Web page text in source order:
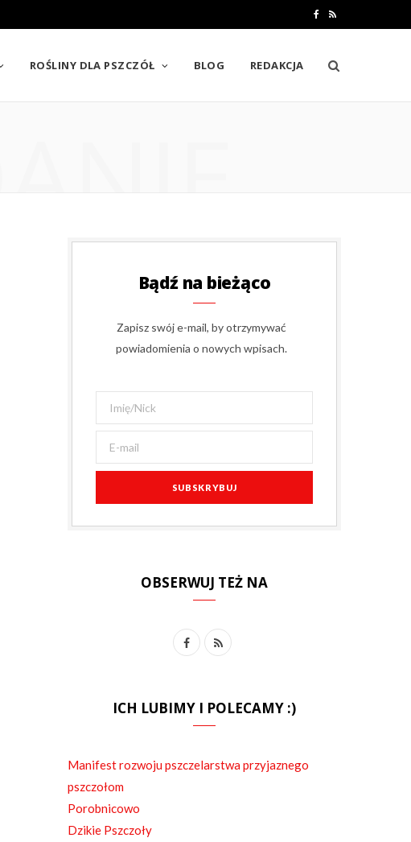
e
R
S
ROŚLINY DLA PSZCZÓŁ BLOG REDAKCJA
Bądź na bieżąco
Zapisz swój e-mail, by otrzymywać
powiadomienia o nowych wpisach.
OBSERWUJ TEŻ NA
F
e
R
ICH LUBIMY I POLECAMY :)
Manifest rozwoju pszczelarstwa przyjaznego
pszczołom
Porobnicowo
Dzikie Pszczoły